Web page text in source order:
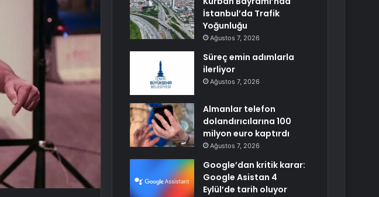
İstanbul’da Trafik
Yoğunluğu
Ağustos 7, 2026
Süreç emin adımlarla
ilerliyor
Ağustos 7, 2026
Almanlar telefon
dolandırıcılarına 100
milyon euro kaptırdı
Ağustos 7, 2026
Google’dan kritik karar:
Google Asistan 4
Eylül’de tarih oluyor